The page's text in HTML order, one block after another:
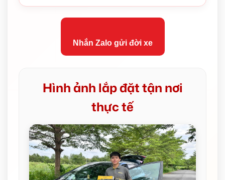
Nhắn Zalo gửi đời xe
Hình ảnh lắp đặt tận nơi
thực tế